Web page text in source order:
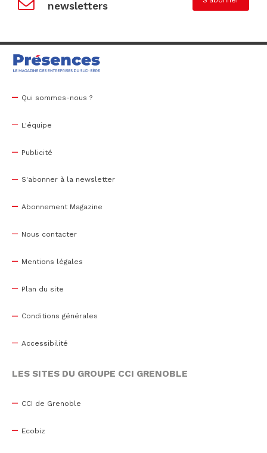
newsletters
Qui sommes-nous ?
L'équipe
Publicité
S'abonner à la newsletter
Abonnement Magazine
Nous contacter
Mentions légales
Plan du site
Conditions générales
Accessibilité
LES SITES DU GROUPE CCI GRENOBLE
CCI de Grenoble
Ecobiz